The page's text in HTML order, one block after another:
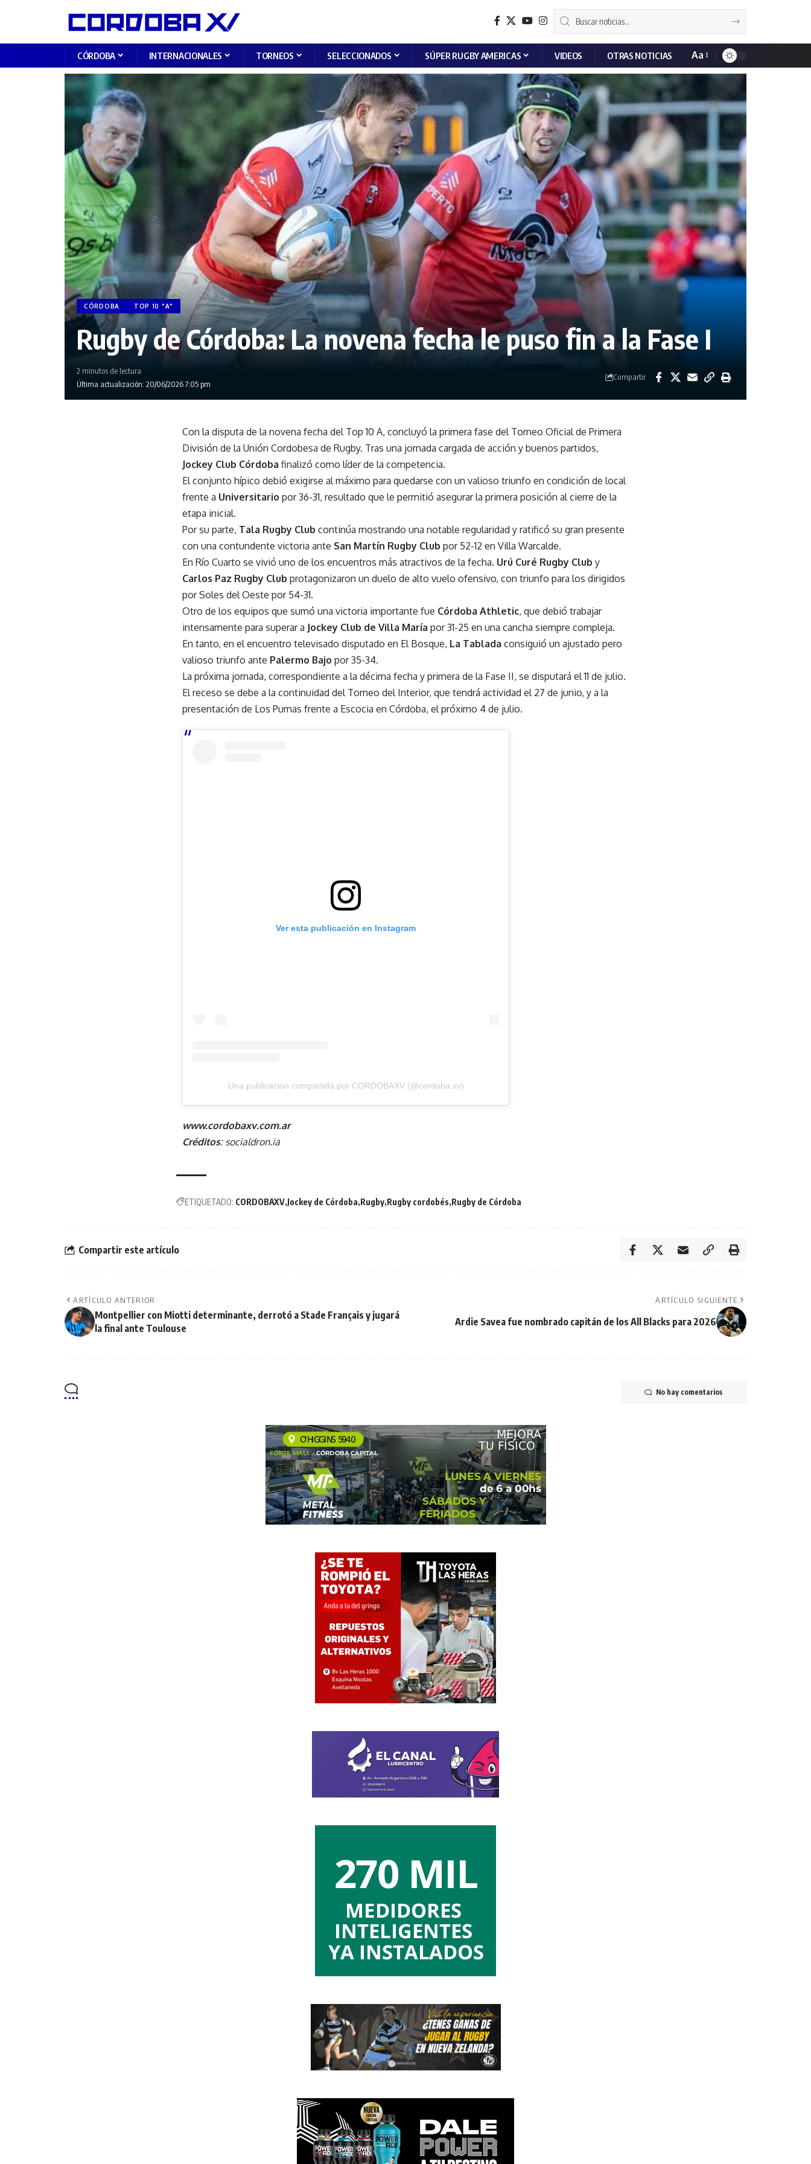
CÓRDOBA INTERNACIONALES TORNEOS SELECCIONADOS SÚPER RUGBY AMERICAS VIDEOS OTRAS NOTICIAS Aa
CÓRDOBA TOP 10 "A"
Rugby de Córdoba: La novena fecha le puso fin a la Fase I
Última actualización: 20/06/2026 7:05 pm
2 minutos de lectura
Compartir
Con la disputa de la novena fecha del Top 10 A, concluyó la primera fase del Torneo Oficial de Primera
División de la Unión Cordobesa de Rugby. Tras una jornada cargada de acción y buenos partidos,
Jockey Club Córdoba finalizó como líder de la competencia.
El conjunto hípico debió exigirse al máximo para quedarse con un valioso triunfo en condición de local
frente a Universitario por 36-31, resultado que le permitió asegurar la primera posición al cierre de la
etapa inicial.
Por su parte, Tala Rugby Club continúa mostrando una notable regularidad y ratificó su gran presente
con una contundente victoria ante San Martín Rugby Club por 52-12 en Villa Warcalde.
En Río Cuarto se vivió uno de los encuentros más atractivos de la fecha. Urú Curé Rugby Club y
Carlos Paz Rugby Club protagonizaron un duelo de alto vuelo ofensivo, con triunfo para los dirigidos
por Soles del Oeste por 54-31.
Otro de los equipos que sumó una victoria importante fue Córdoba Athletic, que debió trabajar
intensamente para superar a Jockey Club de Villa María por 31-25 en una cancha siempre compleja.
En tanto, en el encuentro televisado disputado en El Bosque, La Tablada consiguió un ajustado pero
valioso triunfo ante Palermo Bajo por 35-34.
La próxima jornada, correspondiente a la décima fecha y primera de la Fase II, se disputará el 11 de julio.
El receso se debe a la continuidad del Torneo del Interior, que tendrá actividad el 27 de junio, y a la
presentación de Los Pumas frente a Escocia en Córdoba, el próximo 4 de julio.
Ver esta publicación en Instagram
Una publicación compartida por CORDOBAXV (@cordoba.xv)
www.cordobaxv.com.ar
Créditos: socialdron.ia
ETIQUETADO: CORDOBAXV Jockey de Córdoba Rugby Rugby cordobés Rugby de Córdoba
Compartir este artículo
ARTÍCULO ANTERIOR
Montpellier con Miotti determinante, derrotó a Stade Français y jugará
la final ante Toulouse
ARTÍCULO SIGUIENTE
Ardie Savea fue nombrado capitán de los All Blacks para 2026
No hay comentarios